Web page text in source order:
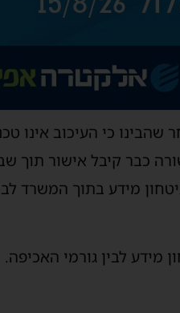
כי העיכוב אינו
כבר קיבל אישור תוך
מידע בתוך המשרד
מידע לבין גורמי האכיפה.